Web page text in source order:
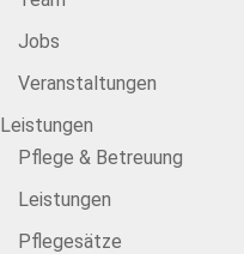
Jobs
Veranstaltungen
Leistungen
Pflege & Betreuung
Leistungen
Pflegesätze